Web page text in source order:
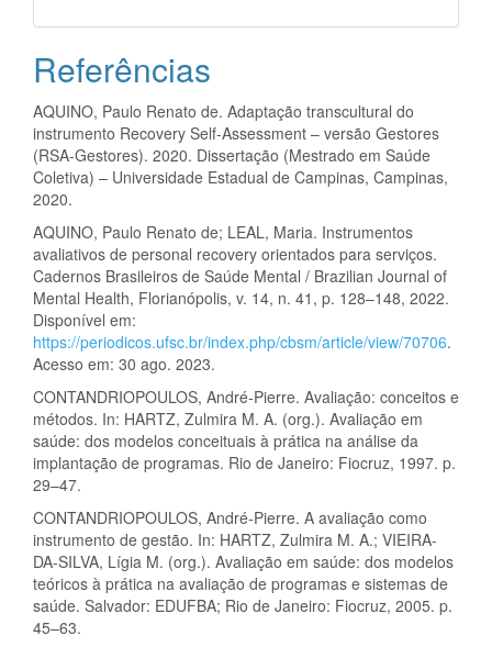
Referências
AQUINO, Paulo Renato de. Adaptação transcultural do
instrumento Recovery Self-Assessment – versão Gestores
(RSA-Gestores). 2020. Dissertação (Mestrado em Saúde
Coletiva) – Universidade Estadual de Campinas, Campinas,
2020.
AQUINO, Paulo Renato de; LEAL, Maria. Instrumentos
avaliativos de personal recovery orientados para serviços.
Cadernos Brasileiros de Saúde Mental / Brazilian Journal of
Mental Health, Florianópolis, v. 14, n. 41, p. 128–148, 2022.
Disponível em:
https://periodicos.ufsc.br/index.php/cbsm/article/view/70706.
Acesso em: 30 ago. 2023.
CONTANDRIOPOULOS, André-Pierre. Avaliação: conceitos e
métodos. In: HARTZ, Zulmira M. A. (org.). Avaliação em
saúde: dos modelos conceituais à prática na análise da
implantação de programas. Rio de Janeiro: Fiocruz, 1997. p.
29–47.
CONTANDRIOPOULOS, André-Pierre. A avaliação como
instrumento de gestão. In: HARTZ, Zulmira M. A.; VIEIRA-
DA-SILVA, Lígia M. (org.). Avaliação em saúde: dos modelos
teóricos à prática na avaliação de programas e sistemas de
saúde. Salvador: EDUFBA; Rio de Janeiro: Fiocruz, 2005. p.
45–63.